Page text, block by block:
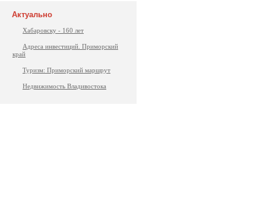
Актуально
Хабаровску - 160 лет
Адреса инвестиций. Приморский
край
Туризм: Приморский маршрут
Недвижимость Владивостока